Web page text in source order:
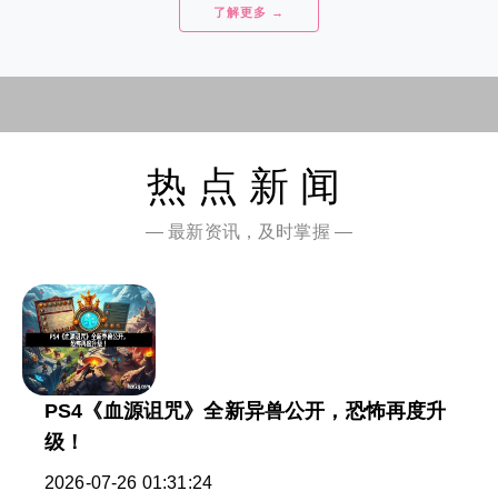
了解更多 →
热点新闻
— 最新资讯，及时掌握 —
PS4《血源诅咒》全新异兽公开，恐怖再度升
级！
2026-07-26 01:31:24